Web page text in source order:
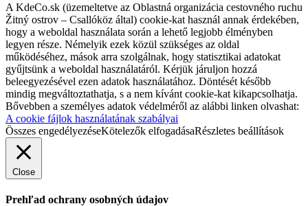
A KdeCo.sk (üzemeltetve az Oblastná organizácia cestovného ruchu
Žitný ostrov – Csallóköz által) cookie-kat használ annak érdekében,
hogy a weboldal használata során a lehető legjobb élményben
legyen része. Némelyik ezek közül szükséges az oldal
működéséhez, mások arra szolgálnak, hogy statisztikai adatokat
gyűjtsünk a weboldal használatáról. Kérjük járuljon hozzá
beleegyezésével ezen adatok használatához. Döntését később
mindig megváltoztathatja, s a nem kívánt cookie-kat kikapcsolhatja.
Bővebben a személyes adatok védelméről az alábbi linken olvashat:
A cookie fájlok használatának szabályai
Összes engedélyezéseKötelezők elfogadásaRészletes beállítások
Close
Prehľad ochrany osobných údajov